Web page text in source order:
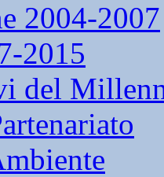
2004-2007
2015
del